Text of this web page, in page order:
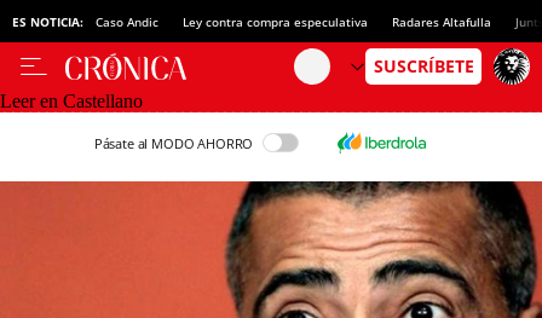
ES NOTICIA: Caso Andic Ley contra compra especulativa Radares Altafulla
Leer en Castellano
Pásate al MODO AHORRO